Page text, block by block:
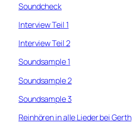
Soundcheck
Interview Teil 1
Interview Teil 2
Soundsample 1
Soundsample 2
Soundsample 3
Reinhören in alle Lieder bei Gerth